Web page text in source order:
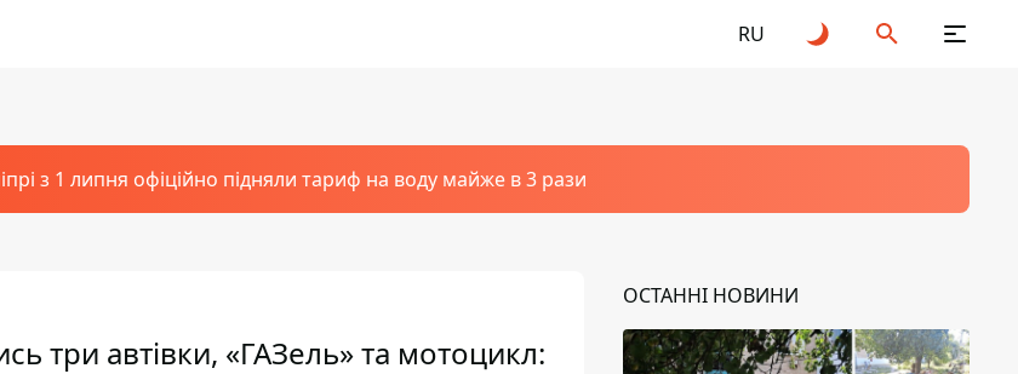
RU
з 1 липня офіційно підняли тариф на воду майже в 3 рази
три автівки, «ГАЗель» та мотоцикл:
ОСТАННІ НОВИНИ